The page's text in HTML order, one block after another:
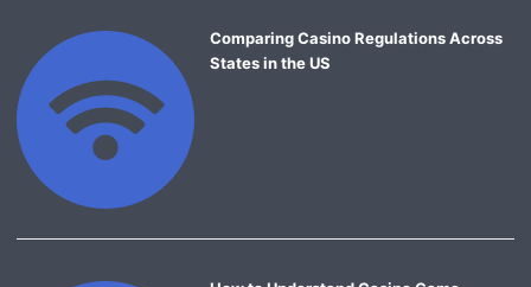
Comparing Casino Regulations Across
States in the US